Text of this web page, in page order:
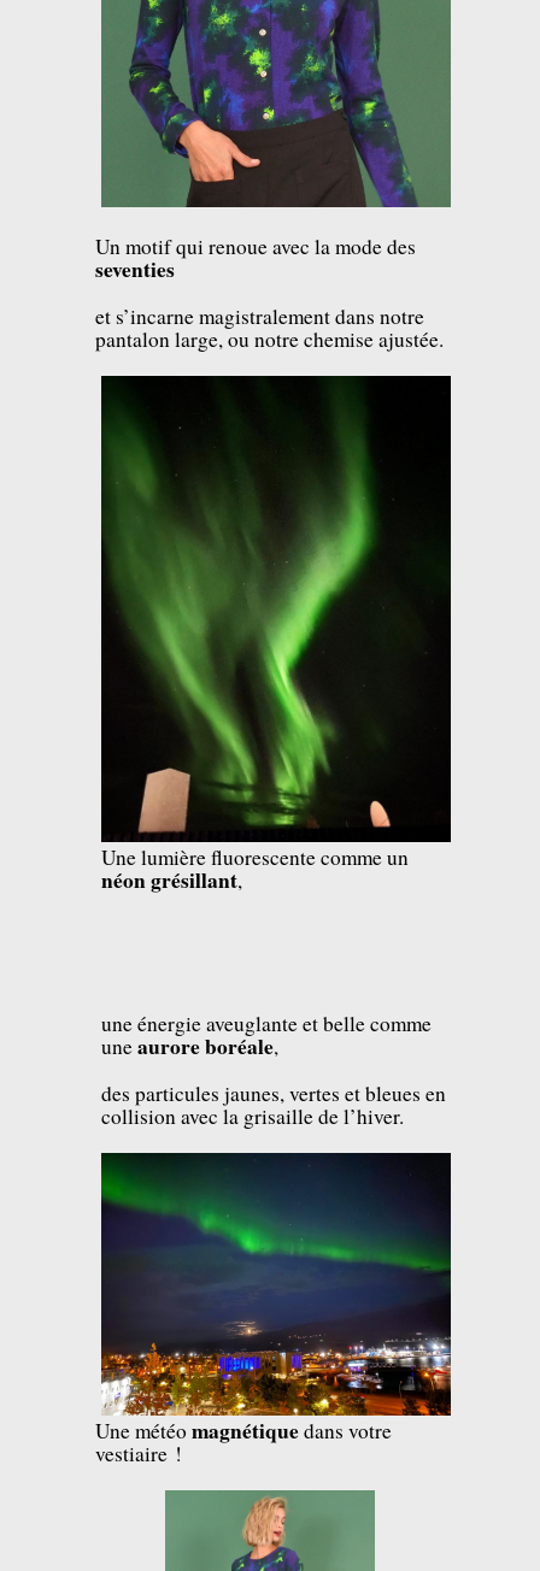
Un motif qui renoue avec la mode des
seventies
et s’incarne magistralement dans notre
pantalon large, ou notre chemise ajustée.
Une lumière fluorescente comme un
néon grésillant,
une énergie aveuglante et belle comme
uneaurore boréale,
des particules jaunes, vertes et bleues en
collision avec la grisaille de l’hiver.
Une météo magnétiquedans votre
vestiaire !